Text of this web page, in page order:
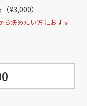
¥3,000）
決めたい方におすす